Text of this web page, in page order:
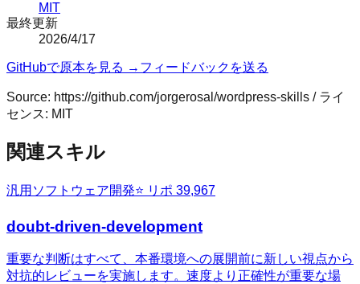
MIT
最終更新
2026/4/17
GitHubで原本を見る → フィードバックを送る
Source: https://github.com/jorgerosal/wordpress-skills / ライ
センス: MIT
関連スキル
汎用 ソフトウェア開発⭐ リポ 39,967
doubt-driven-development
重要な判断はすべて、本番環境への展開前に新しい視点から
対抗的レビューを実施します。速度より正確性が重要な場